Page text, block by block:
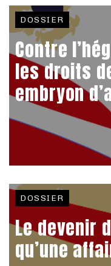
DOSSIER
Contre
les droits
embryon
DOSSIER
Le devenir
qu’une